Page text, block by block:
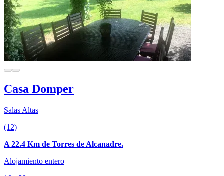
Casa Domper
Salas Altas
(12)
A 22.4 Km de Torres de Alcanadre.
Alojamiento entero